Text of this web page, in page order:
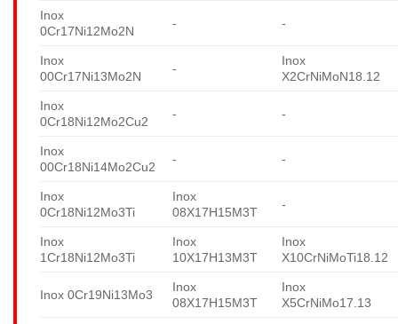
Inox
0Cr17Ni12Mo2N
- -
Inox
00Cr17Ni13Mo2N
-
Inox
X2CrNiMoN18.12
Inox
0Cr18Ni12Mo2Cu2
- -
Inox
00Cr18Ni14Mo2Cu2
- -
Inox
0Cr18Ni12Mo3Ti
Inox
08X17H15M3T
-
Inox
1Cr18Ni12Mo3Ti
Inox
10X17H13M3T
Inox
X10CrNiMoTi18.12
Inox 0Cr19Ni13Mo3
Inox
08X17H15M3T
Inox
X5CrNiMo17.13